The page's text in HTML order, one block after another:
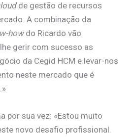
de gestão de recursos
A combinação da
howdo Ricardo vão
gerir com sucesso as
da Cegid HCM e levar-nos
neste mercado que é
por sua vez: «Estou muito
novo desafio profissional.